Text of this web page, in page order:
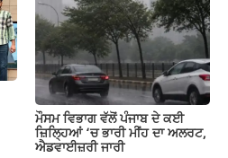
ਮੌਸਮ ਵਿਭਾਗ ਵੱਲੋਂ ਪੰਜਾਬ ਦੇ ਕਈ
ਜ਼‍ਿਲ੍ਹਿਆਂ ‘ਚ ਭਾਰੀ ਮੀਂਹ ਦਾ ਅਲਰਟ,
ਐਡਵਾਈਜ਼ਰੀ ਜਾਰੀ